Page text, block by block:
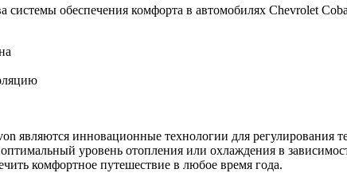
обеспечения комфорта в автомобилях Chevrolet
являются инновационные технологии для регулирования
уровень отопления или охлаждения в
комфортное путешествие в любое время года.